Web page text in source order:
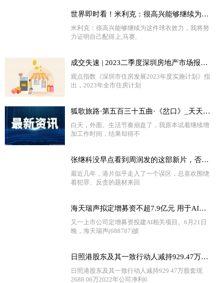
世界即时看！米利克：很高兴能够继续为这件球衣效力，我将努力证明自己配得上
米利克：很高兴能够继续为这件球衣效力，我将努
力证明自己配得上,马赛,
成交失速 | 2023二季度深圳房地产市场报告|每日播报
观点指数《深圳市住房发展2023年度实施计划》指
出，2023年全市住房计划
狐歌旅路·第五百三十五曲·《岔口》_天天快播
白天，外面。生活节奏崩盘了，我原本试着继续增
加工作时间，结果却得不
张继科没早点看到周润发的这部新片，否则结局可能不一样 热门
最近几年，港片似乎走入了一个误区，总喜欢围绕
着犯罪、反贪的题材来回
海天瑞声拟定增募资不超7.9亿元 用于AI大模型训练数据集建设等项目|环球快资讯
又一上市公司定增募资投建AI相关项目。6月21日
晚，海天瑞声(688787)披
日照港股东及其一致行动人减持929.47万股 套现2688.06万 2022年公司净利6.31亿
日照港股东及其一致行动人减持929 47万股套现
2688 06万2022年公司净利6